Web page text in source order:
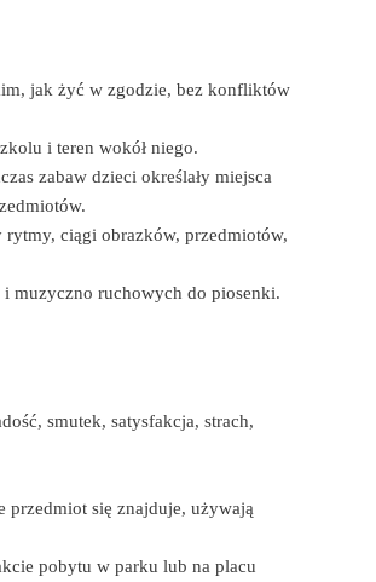
jak żyć w zgodzie, bez konfliktów
i teren wokół niego.
zabaw dzieci określały miejsca
rytmy, ciągi obrazków, przedmiotów,
i muzyczno ruchowych do piosenki.
smutek, satysfakcja, strach,
przedmiot się znajduje, używają
pobytu w parku lub na placu